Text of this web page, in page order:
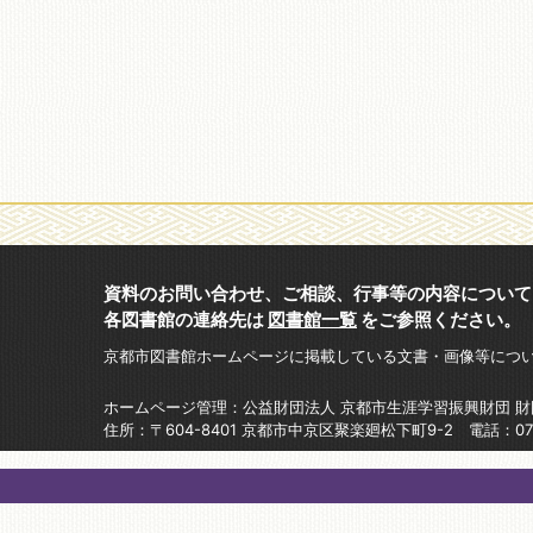
資料のお問い合わせ、ご相談、行事等の内容につい
各図書館の連絡先は 図書館一覧 をご参照ください。
京都市図書館ホームページに掲載している文書・画像等につ
ホームページ管理：公益財団法人 京都市生涯学習振興財団
住所：〒604-8401 京都市中京区聚楽廻松下町9-2 電話：